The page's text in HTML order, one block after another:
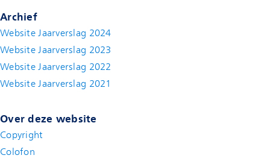
Archief
Website Jaarverslag 2024
Website Jaarverslag 2023
Website Jaarverslag 2022
Website Jaarverslag 2021
Over deze website
Copyright
Colofon